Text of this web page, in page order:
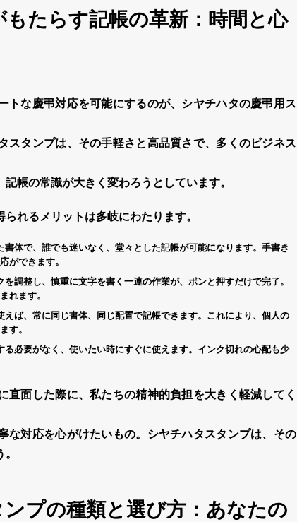
たらす記帳の革新：時間と心
トな慶弔対応を可能にするのが、 シヤチハタの慶弔 用ス
スタンプは、その手軽さと高品質さで、多くのビジネス
帳の常識が大きく変わろうとしています。
れるメリットは多岐にわたります。
書体で、誰でも迷いなく、堂々とした記帳が可能になります。手書き
ができます。
調整し、慎重に文字を書く一連の作業が、ポンと押すだけで完了。
れます。
えば、常に同じ書体、同じ配置で記帳できます。これにより、個人の
す。
る必要がなく、使いたい時にすぐに使えます。インク切れの心配も少
直面した際に、私たちの精神的負担を大きく軽減してく
対応を心がけたいもの。 シヤチハタスタンプは、その
プの種類と選び方：あなたの